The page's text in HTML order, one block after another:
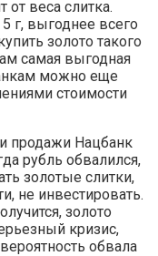
от веса слитка.
г, выгоднее всего
золото такого
самая выгодная
можно еще
стоимости
продажи Нацбанк
рубль обвалился,
золотые слитки,
не инвестировать.
золото
кризис,
обвала